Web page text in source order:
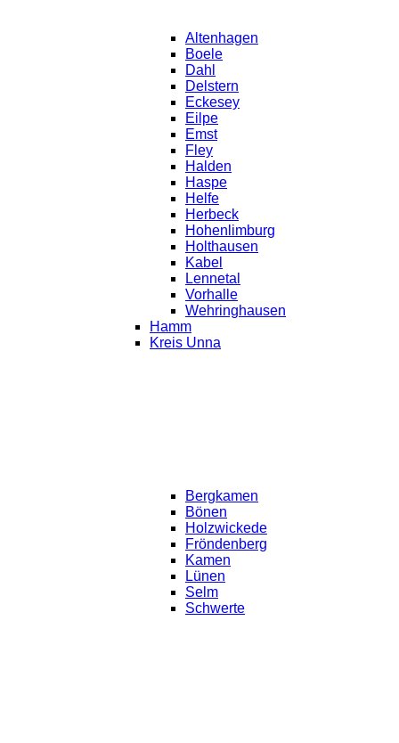
Altenhagen
Boele
Dahl
Delstern
Eckesey
Eilpe
Emst
Fley
Halden
Haspe
Helfe
Herbeck
Hohenlimburg
Holthausen
Kabel
Lennetal
Vorhalle
Wehringhausen
Hamm
Kreis Unna
Bergkamen
Bönen
Holzwickede
Fröndenberg
Kamen
Lünen
Selm
Schwerte